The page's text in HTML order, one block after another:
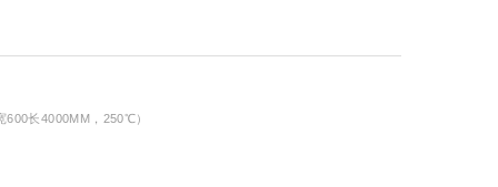
600长4000MM，250℃）